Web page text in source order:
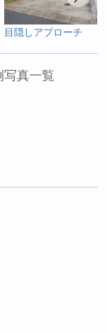
目隠しアプローチ
写真一覧